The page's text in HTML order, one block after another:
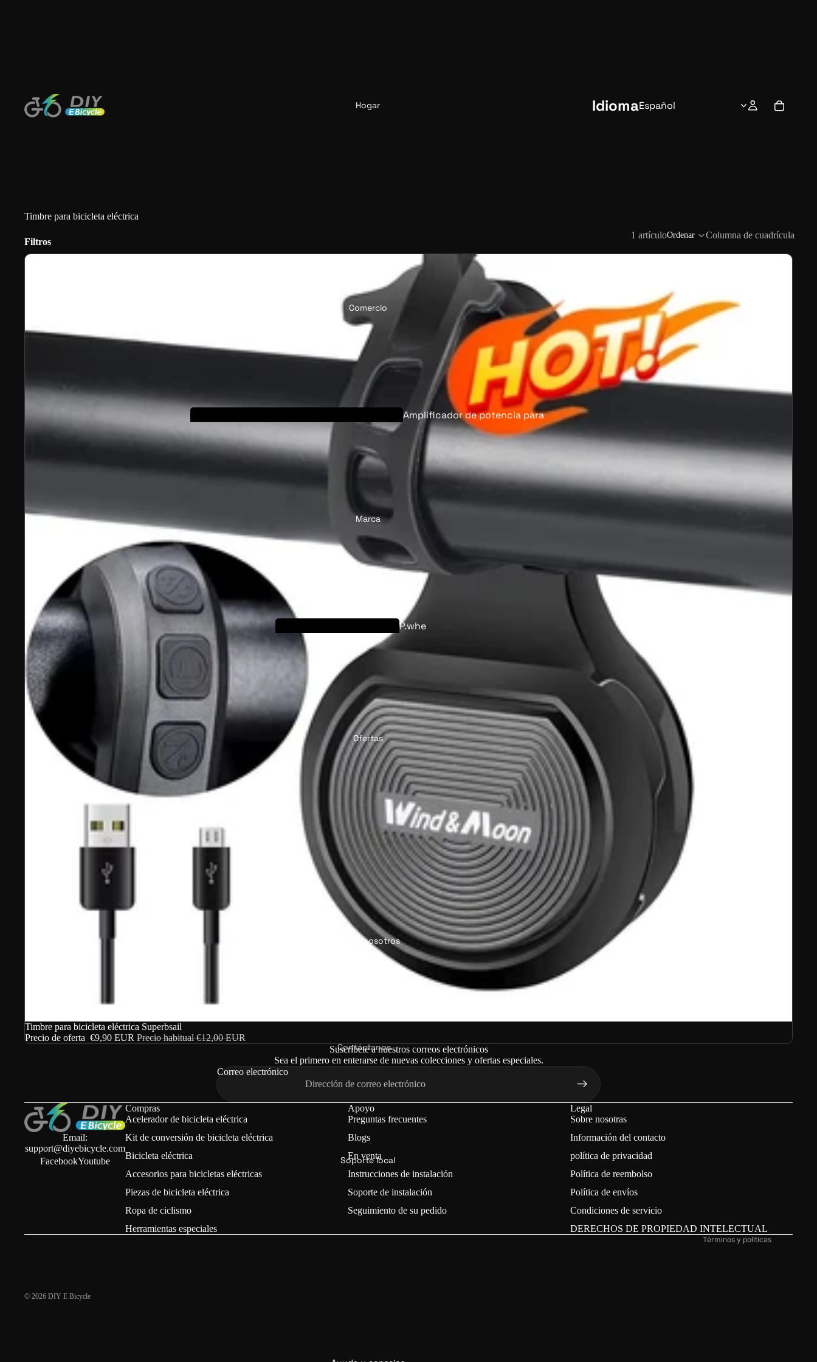
Hogar
Comercio
Amplificador de potencia para
bicicletas eléctricas
P.wheel
Kit de conversión
de bicicleta
eléctrica
Geeko
Keyde
Kit de conversión rueda delantera
Kit de conversión rueda trasera
Piezas de
bicicleta eléctrica
Accesorios para
Cascos de ciclismo
Candados para bici
Soportes para móvil
Bombas de bicicleta
Portabidones
Marca
P.whe
Transmisiones por fricción (🔥 Ahorra €70)
LVB
U
Kits de conversión e-bike (🏷️ 5% DTO: LVBU)
KEYD
E
Kits de conversión e-bike (🏷️ 5% DTO:
Kits de conversión e-bike
Cascos de ciclismo
Ofertas
Sobre nosotros
Contáctanos
Soporte local
Idioma
Timbre para bicicleta eléctrica
Filtros
1 artículoOrdenar Columna de cuadrícula
Oferta
Timbre para bicicleta eléctrica Superbsail
Precio de oferta €9,90 EUR Precio habitual€12,00 EUR
Suscríbete a nuestros correos electrónicos
Sea el primero en enterarse de nuevas colecciones y ofertas especiales.
Correo electrónico
Email:
support@diyebicycle.com
FacebookYoutube
Compras
Acelerador de bicicleta eléctrica
Kit de conversión de bicicleta eléctrica
Bicicleta eléctrica
Accesorios para bicicletas eléctricas
Piezas de bicicleta eléctrica
Ropa de ciclismo
Herramientas especiales
Apoyo
Preguntas frecuentes
Blogs
En venta
Instrucciones de instalación
Soporte de instalación
Seguimiento de su pedido
Legal
Sobre nosotras
Información del contacto
política de privacidad
Política de reembolso
Política de envíos
Condiciones de servicio
DERECHOS DE PROPIEDAD INTELECTUAL
© 2026 DIY E Bicycle
Términos y políticas